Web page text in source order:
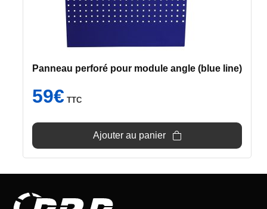
Panneau perforé pour module angle (blue line)
59€ TTC
Ajouter au panier